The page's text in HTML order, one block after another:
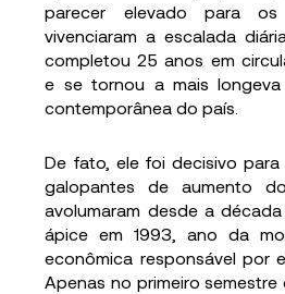
parecer elevado para
vivenciaram a escalada
completou 25 anos em
e se tornou a mais
contemporânea do país.
De fato, ele foi decisivo
galopantes de aumento
avolumaram desde a
ápice em 1993, ano da
econômica responsável por
Apenas no primeiro